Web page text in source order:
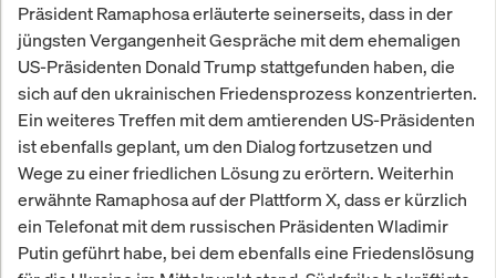
Präsident Ramaphosa erläuterte seinerseits, dass in der
jüngsten Vergangenheit Gespräche mit dem ehemaligen
US-Präsidenten Donald Trump stattgefunden haben, die
sich auf den ukrainischen Friedensprozess konzentrierten.
Ein weiteres Treffen mit dem amtierenden US-Präsidenten
ist ebenfalls geplant, um den Dialog fortzusetzen und
Wege zu einer friedlichen Lösung zu erörtern. Weiterhin
erwähnte Ramaphosa auf der Plattform X, dass er kürzlich
ein Telefonat mit dem russischen Präsidenten Wladimir
Putin geführt habe, bei dem ebenfalls eine Friedenslösung